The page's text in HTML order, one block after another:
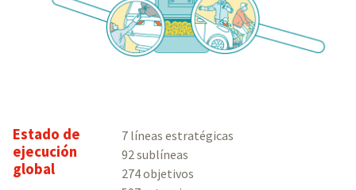
Estado de
ejecución
global
7 líneas estratégicas
92 sublíneas
274 objetivos